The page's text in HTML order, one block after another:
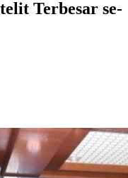
Terbesar se-